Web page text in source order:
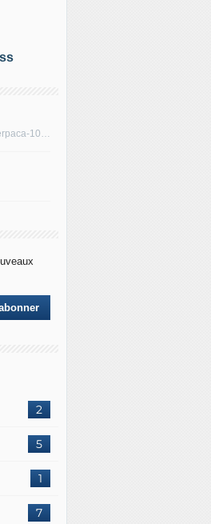
//facebook.com/La-voix-de-Nosterpaca-106434384284735
2
5
1
7